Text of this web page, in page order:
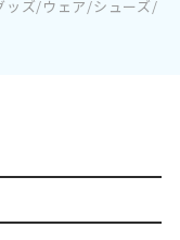
ッズ/ウェア/シューズ/